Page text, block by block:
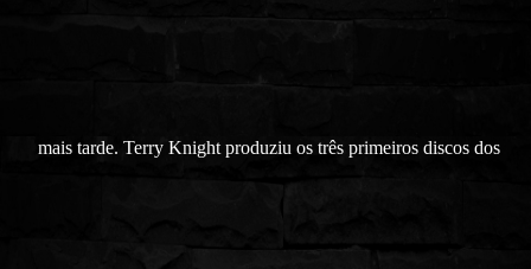
mais tarde. Terry Knight produziu os três primeiros discos dos